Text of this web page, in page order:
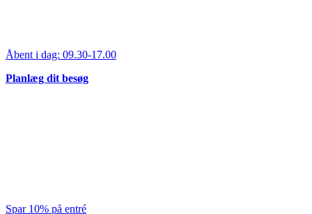
Åbent i dag: 09.30-17.00
Planlæg dit besøg
Spar 10% på entré